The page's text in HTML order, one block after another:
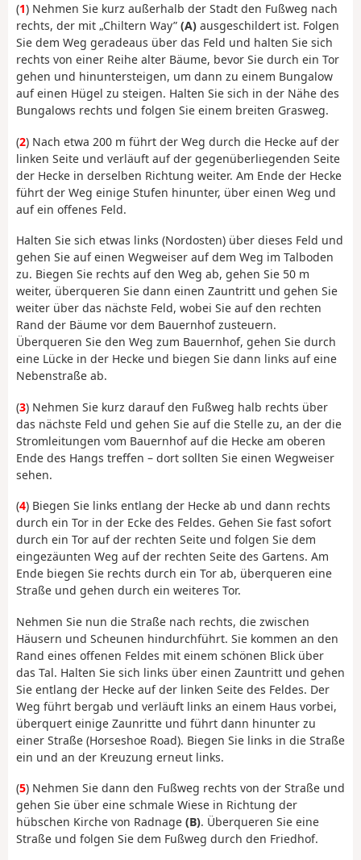
(1) Nehmen Sie kurz außerhalb der Stadt den Fußweg nach
rechts, der mit „Chiltern Way” (A) ausgeschildert ist. Folgen
Sie dem Weg geradeaus über das Feld und halten Sie sich
rechts von einer Reihe alter Bäume, bevor Sie durch ein Tor
gehen und hinuntersteigen, um dann zu einem Bungalow
auf einen Hügel zu steigen. Halten Sie sich in der Nähe des
Bungalows rechts und folgen Sie einem breiten Grasweg.
(2) Nach etwa 200 m führt der Weg durch die Hecke auf der
linken Seite und verläuft auf der gegenüberliegenden Seite
der Hecke in derselben Richtung weiter. Am Ende der Hecke
führt der Weg einige Stufen hinunter, über einen Weg und
auf ein offenes Feld.
Halten Sie sich etwas links (Nordosten) über dieses Feld und
gehen Sie auf einen Wegweiser auf dem Weg im Talboden
zu. Biegen Sie rechts auf den Weg ab, gehen Sie 50 m
weiter, überqueren Sie dann einen Zauntritt und gehen Sie
weiter über das nächste Feld, wobei Sie auf den rechten
Rand der Bäume vor dem Bauernhof zusteuern.
Überqueren Sie den Weg zum Bauernhof, gehen Sie durch
eine Lücke in der Hecke und biegen Sie dann links auf eine
Nebenstraße ab.
(3) Nehmen Sie kurz darauf den Fußweg halb rechts über
das nächste Feld und gehen Sie auf die Stelle zu, an der die
Stromleitungen vom Bauernhof auf die Hecke am oberen
Ende des Hangs treffen – dort sollten Sie einen Wegweiser
sehen.
(4) Biegen Sie links entlang der Hecke ab und dann rechts
durch ein Tor in der Ecke des Feldes. Gehen Sie fast sofort
durch ein Tor auf der rechten Seite und folgen Sie dem
eingezäunten Weg auf der rechten Seite des Gartens. Am
Ende biegen Sie rechts durch ein Tor ab, überqueren eine
Straße und gehen durch ein weiteres Tor.
Nehmen Sie nun die Straße nach rechts, die zwischen
Häusern und Scheunen hindurchführt. Sie kommen an den
Rand eines offenen Feldes mit einem schönen Blick über
das Tal. Halten Sie sich links über einen Zauntritt und gehen
Sie entlang der Hecke auf der linken Seite des Feldes. Der
Weg führt bergab und verläuft links an einem Haus vorbei,
überquert einige Zaunritte und führt dann hinunter zu
einer Straße (Horseshoe Road). Biegen Sie links in die Straße
ein und an der Kreuzung erneut links.
(5) Nehmen Sie dann den Fußweg rechts von der Straße und
gehen Sie über eine schmale Wiese in Richtung der
hübschen Kirche von Radnage (B). Überqueren Sie eine
Straße und folgen Sie dem Fußweg durch den Friedhof.